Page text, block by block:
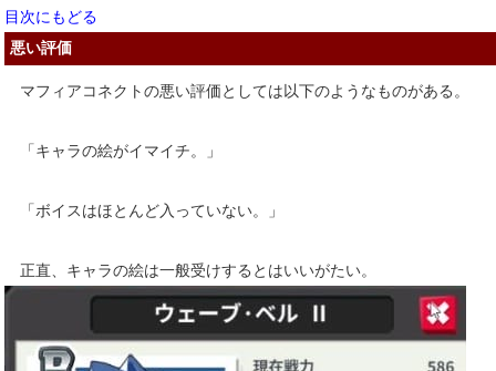
目次にもどる
悪い評価
マフィアコネクトの悪い評価としては以下のようなものがある。
「キャラの絵がイマイチ。」
「ボイスはほとんど入っていない。」
正直、キャラの絵は一般受けするとはいいがたい。